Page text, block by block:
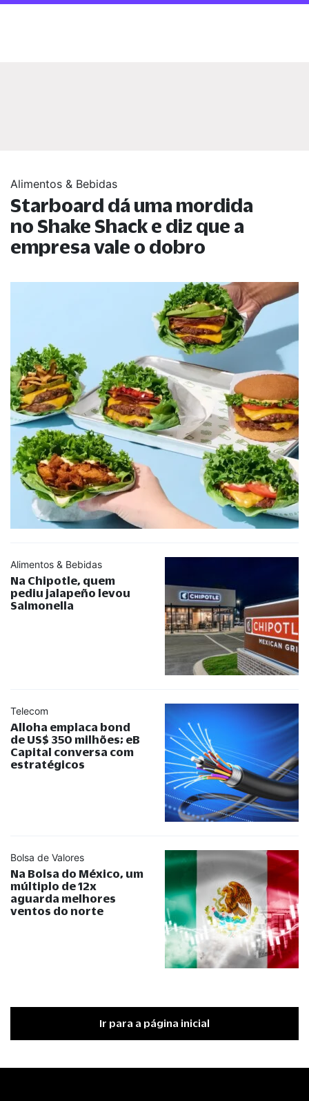
Alimentos & Bebidas
Starboard dá uma mordida
no Shake Shack e diz que a
empresa vale o dobro
Alimentos & Bebidas
Na Chipotle, quem
pediu jalapeño levou
Salmonella
Telecom
Alloha emplaca bond
de US$ 350 milhões; eB
Capital conversa com
estratégicos
Bolsa de Valores
Na Bolsa do México, um
múltiplo de 12x
aguarda melhores
ventos do norte
Ir para a página inicial